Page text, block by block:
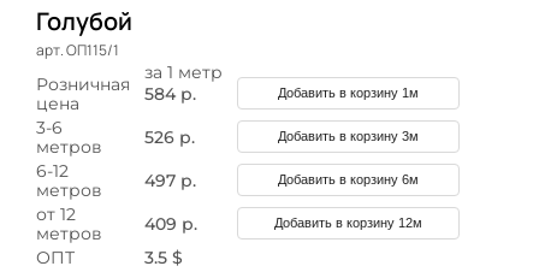
Голубой
арт. ОП115/1
за 1 метр
Розничная
цена
584 р. Добавить в корзину 1м
3-6
метров
526 р. Добавить в корзину 3м
6-12
метров
497 р. Добавить в корзину 6м
от 12
метров
409 р. Добавить в корзину 12м
ОПТ 3.5 $